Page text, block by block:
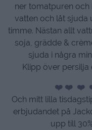
ner tomatpuren och
vatten och låt sjuda
timme. Nästan allt
soja, grädde &
sjuda i några
Klipp över persilja
❤️ ❤️ ❤️
Och mitt lilla
erbjudandet på
upp till